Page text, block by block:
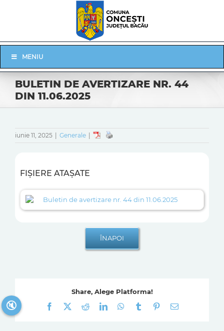
Navigation
MENIU
BULETIN DE AVERTIZARE NR. 44
DIN 11.06.2025
iunie 11, 2025 Generale
FIȘIERE ATAȘATE
Buletin de avertizare nr. 44 din 11.06.2025
Share, Alege Platforma!
Facebook
RedditLinkedInWhatsApp
Tumblr Pinterest
E-
🔇